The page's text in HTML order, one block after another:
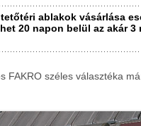
ablakok vásárlása
20 napon belül az akár
FAKRO széles választéka